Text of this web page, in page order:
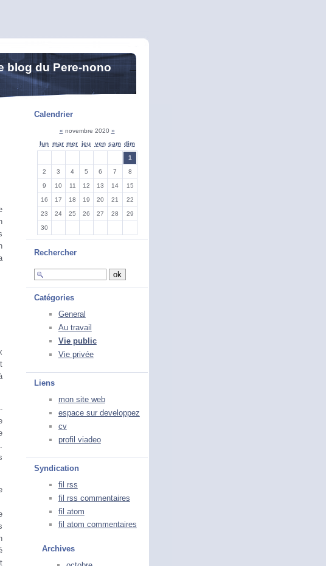
blog du Pere-nono
Calendrier
« novembre 2020 »
lun mar mer jeu ven sam dim
1
2 3 4 5 6 7 8
9 10 11 12 13 14 15
16 17 18 19 20 21 22
23 24 25 26 27 28 29
30
Rechercher
Catégories
General
Au travail
Vie public
Vie privée
Liens
mon site web
espace sur developpez
cv
profil viadeo
Syndication
fil rss
fil rss commentaires
fil atom
fil atom commentaires
Archives